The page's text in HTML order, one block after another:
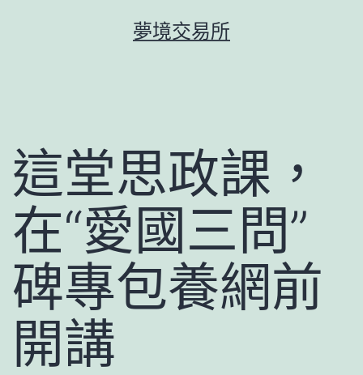
夢境交易所
這堂思政課，
在“愛國三問”
碑專包養網前
開講